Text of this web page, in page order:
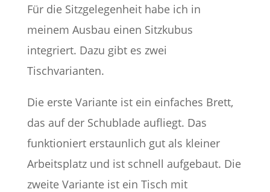
Für die Sitzgelegenheit habe ich in
meinem Ausbau einen Sitzkubus
integriert. Dazu gibt es zwei
Tischvarianten.
Die erste Variante ist ein einfaches Brett,
das auf der Schublade aufliegt. Das
funktioniert erstaunlich gut als kleiner
Arbeitsplatz und ist schnell aufgebaut. Die
zweite Variante ist ein Tisch mit